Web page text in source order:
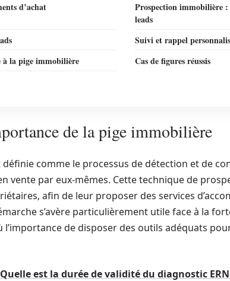
d’achat
Prospection immobilière :
leads
Suivi et rappel
à la pige immobilière
Cas de figures réussis
de la pige immobilière
comme le processus de détection et de
vente par eux-mêmes. Cette technique de
afin de leur proposer des services
s’avère particulièrement utile face à la
l’importance de disposer des outils adéquats
Quelle est la durée de validité du diagnostic